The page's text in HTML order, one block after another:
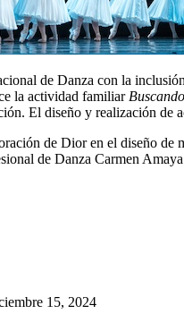
de Danza con la
la actividad familiar
El diseño y realización de
de Dior en el diseño de
de Danza Carmen
15, 2024